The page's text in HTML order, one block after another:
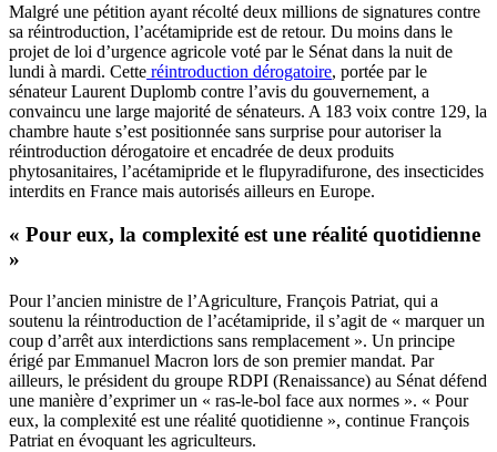
Malgré une pétition ayant récolté deux millions de signatures contre
sa réintroduction, l’acétamipride est de retour. Du moins dans le
projet de loi d’urgence agricole voté par le Sénat dans la nuit de
lundi à mardi. Cette réintroduction dérogatoire, portée par le
sénateur Laurent Duplomb contre l’avis du gouvernement, a
convaincu une large majorité de sénateurs. A 183 voix contre 129, la
chambre haute s’est positionnée sans surprise pour autoriser la
réintroduction dérogatoire et encadrée de deux produits
phytosanitaires, l’acétamipride et le flupyradifurone, des insecticides
interdits en France mais autorisés ailleurs en Europe.
« Pour eux, la complexité est une réalité quotidienne
»
Pour l’ancien ministre de l’Agriculture, François Patriat, qui a
soutenu la réintroduction de l’acétamipride, il s’agit de « marquer un
coup d’arrêt aux interdictions sans remplacement ». Un principe
érigé par Emmanuel Macron lors de son premier mandat. Par
ailleurs, le président du groupe RDPI (Renaissance) au Sénat défend
une manière d’exprimer un « ras-le-bol face aux normes ». « Pour
eux, la complexité est une réalité quotidienne », continue François
Patriat en évoquant les agriculteurs.